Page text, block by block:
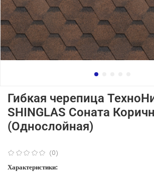
(0)
Гибкая черепица
SHINGLAS Соната
(Однослойная)
Характеристики: